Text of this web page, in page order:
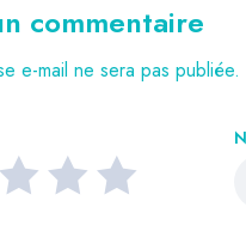
commentaire
e-mail ne sera pas publiée.